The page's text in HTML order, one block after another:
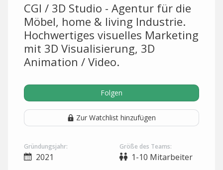
CGI / 3D Studio - Agentur für die
Möbel, home & living Industrie.
Hochwertiges visuelles Marketing
mit 3D Visualisierung, 3D
Animation / Video.
Folgen
Zur Watchlist hinzufügen
Gründungsjahr:
2021
Größe des Teams:
1-10 Mitarbeiter